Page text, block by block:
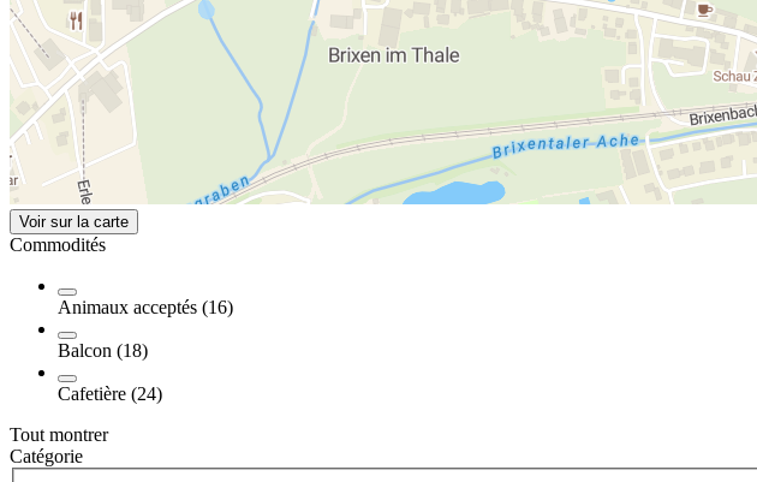
Voir sur la carte
Commodités
Animaux acceptés (16)
Balcon (18)
Cafetière (24)
Tout montrer
Catégorie